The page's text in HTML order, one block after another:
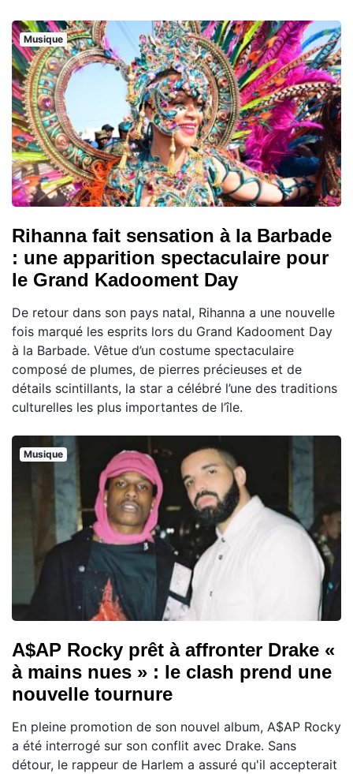
Musique
Rihanna fait sensation à la Barbade
: une apparition spectaculaire pour
le Grand Kadooment Day
De retour dans son pays natal, Rihanna a une nouvelle
fois marqué les esprits lors du Grand Kadooment Day
à la Barbade. Vêtue d’un costume spectaculaire
composé de plumes, de pierres précieuses et de
détails scintillants, la star a célébré l’une des traditions
culturelles les plus importantes de l’île.
Musique
A$AP Rocky prêt à affronter Drake «
à mains nues » : le clash prend une
nouvelle tournure
En pleine promotion de son nouvel album, A$AP Rocky
a été interrogé sur son conflit avec Drake. Sans
détour, le rappeur de Harlem a assuré qu'il accepterait